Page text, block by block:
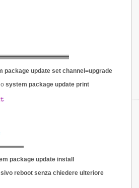
package update set channel=upgrade
system package update print
package update install
reboot senza chiedere ulteriore